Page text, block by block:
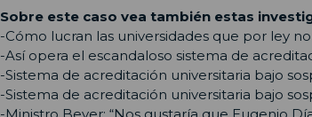
Sobre este caso vea también estas
-Cómo lucran las universidades que por ley
-Así opera el escandaloso sistema de
-Sistema de acreditación universitaria bajo
-Sistema de acreditación universitaria bajo
-Ministro Beyer: “Nos gustaría que Eugenio